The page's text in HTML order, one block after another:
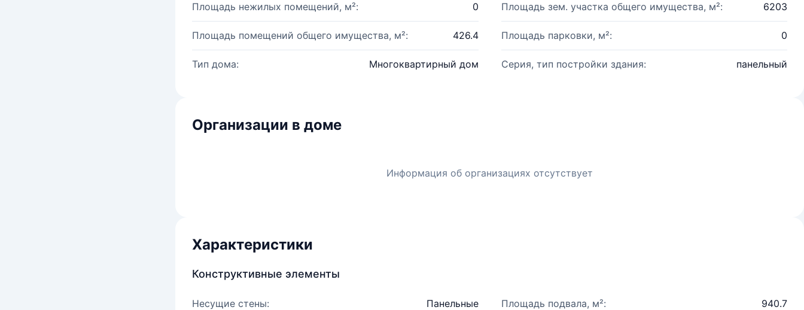
Площадь нежилых помещений, м²: 0 Площадь зем. участка общего имущества, м²: 6203
Площадь помещений общего имущества, м²: 426.4 Площадь парковки, м²: 0
Тип дома: Многоквартирный дом Серия, тип постройки здания: панельный
Организации в доме
Информация об организациях отсутствует
Характеристики
Конструктивные элементы
Несущие стены: Панельные Площадь подвала, м²: 940.7